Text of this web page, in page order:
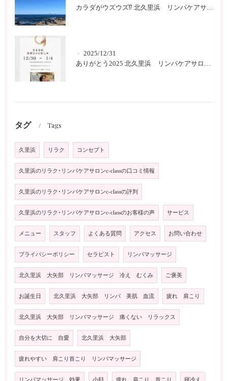
2025/12/31
タグ Tags
久里浜 リラク コンセプト
久里浜のリラク･リンパケアサロンc-classの口コミ情報
久里浜のリラク･リンパケアサロンc-classの評判
久里浜のリラク･リンパケアサロンc-classのお客様の声 サービス
メニュー スタッフ よくある質問 アクセス お問い合わせ
プライバシーポリシー セラピスト リンパマッサージ
北久里浜 大矢部 リンパマッサージ 冷え むくみ ご褒美
お誕生日 北久里浜 大矢部 リンパ 美肌 血流 疲れ 肩こり
北久里浜 大矢部 リンパマッサージ 痛くない リラックス
自分を大切に 自愛 北久里浜 大矢部
疲れやすい 肩こり首こり リンパマッサージ
リンパマッサージ 効果 小顔 疲れ 肩こり 首こり 寝冷え